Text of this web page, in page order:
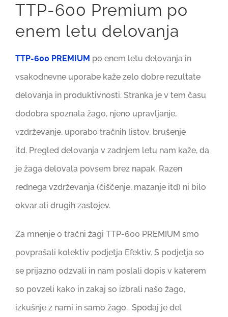
TTP-600 Premium po
enem letu delovanja
TTP-600 PREMIUM po enem letu delovanja in
vsakodnevne uporabe kaže zelo dobre rezultate
delovanja in produktivnosti. Stranka je v tem času
dodobra spoznala žago, njeno upravljanje,
vzdrževanje, uporabo tračnih listov, brušenje
itd. Pregled delovanja v zadnjem letu nam kaže, da
je žaga delovala povsem brez napak. Razen
rednega vzdrževanja (čiščenje, mazanje itd) ni bilo
okvar ali drugih zastojev.
Za mnenje o tračni žagi TTP-600 PREMIUM smo
povprašali kolektiv podjetja Efektiv. S podjetja so
se prijazno odzvali in nam poslali dopis v katerem
so povzeli kako in zakaj so izbrali našo žago,
izkušnje z nami in samo žago. Spodaj je del